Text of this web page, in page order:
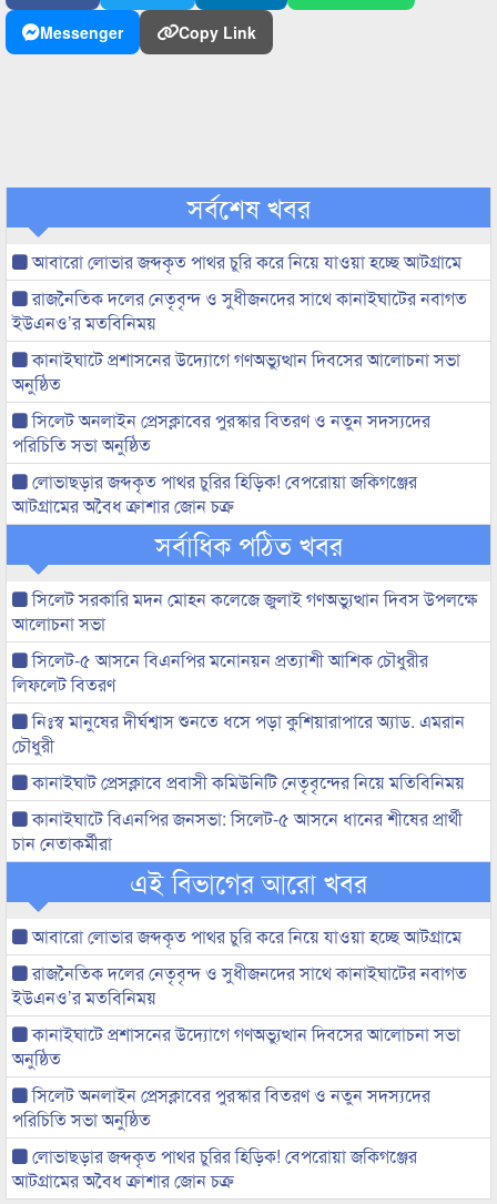
Messenger
Copy Link
সর্বশেষ খবর
আবারো লোভার জব্দকৃত পাথর চুরি করে নিয়ে যাওয়া হচ্ছে আটগ্রামে
রাজনৈতিক দলের নেতৃবৃন্দ ও সুধীজনদের সাথে কানাইঘাটের নবাগত
ইউএনও’র মতবিনিময়
কানাইঘাটে প্রশাসনের উদ্যোগে গণঅভ্যুত্থান দিবসের আলোচনা সভা
অনুষ্ঠিত
সিলেট অনলাইন প্রেসক্লাবের পুরস্কার বিতরণ ও নতুন সদস্যদের
পরিচিতি সভা অনুষ্ঠিত
লোভাছড়ার জব্দকৃত পাথর চুরির হিড়িক! বেপরোয়া জকিগঞ্জের
আটগ্রামের অবৈধ ক্রাশার জোন চক্র
সর্বাধিক পঠিত খবর
সিলেট সরকারি মদন মোহন কলেজে জুলাই গণঅভ্যুত্থান দিবস উপলক্ষে
আলোচনা সভা
সিলেট-৫ আসনে বিএনপির মনোনয়ন প্রত্যাশী আশিক চৌধুরীর
লিফলেট বিতরণ
নিঃস্ব মানুষের দীর্ঘশ্বাস শুনতে ধসে পড়া কুশিয়ারাপারে অ্যাড. এমরান
চৌধুরী
কানাইঘাট প্রেসক্লাবে প্রবাসী কমিউনিটি নেতৃবৃন্দের নিয়ে মতিবিনিময়
কানাইঘাটে বিএনপির জনসভা: সিলেট-৫ আসনে ধানের শীষের প্রার্থী
চান নেতাকর্মীরা
এই বিভাগের আরো খবর
আবারো লোভার জব্দকৃত পাথর চুরি করে নিয়ে যাওয়া হচ্ছে আটগ্রামে
রাজনৈতিক দলের নেতৃবৃন্দ ও সুধীজনদের সাথে কানাইঘাটের নবাগত
ইউএনও’র মতবিনিময়
কানাইঘাটে প্রশাসনের উদ্যোগে গণঅভ্যুত্থান দিবসের আলোচনা সভা
অনুষ্ঠিত
সিলেট অনলাইন প্রেসক্লাবের পুরস্কার বিতরণ ও নতুন সদস্যদের
পরিচিতি সভা অনুষ্ঠিত
লোভাছড়ার জব্দকৃত পাথর চুরির হিড়িক! বেপরোয়া জকিগঞ্জের
আটগ্রামের অবৈধ ক্রাশার জোন চক্র